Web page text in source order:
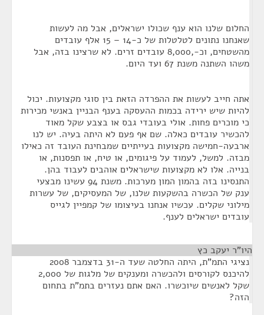
החלום שלנו הוא ענף שכולו ישראלים, אבל מה לעשות
שאנחנו נתונים לטלטלות של כ-14 – 15 אלף עובדים
מהשטחים, וכ-,8,000 עובדים זרים. לא שרצינו בזה, אבל
משהו השתנה משנת 67 ועד היום.
אתה חייב לעשות את ההפרדה הזאת בין סוגי מקצועות. יכול
להיות שיש ירידה בכמות ההעסקה בענף הבניין באנשי מכירות
כי מוכרים פחות. אולי בעובדי גבס או בצבע שקל מאוד
להכשיר עובדים כאלה. שם אף פעם לא היתה בעיה. יש לנו
ארבעה-חמישה מקצועות בעייתיים שמבחינת העובד זה כאילו
מבזה. למשל, לעמוד על פיגומים, או טיח, או תפסנות, או
בנייה. אלו לא מקצועות שישראלים אוהבים לעבוד בהן.
התנסינו בזה בהמון המון מערכות. משנת 94 עשינו מבצעי
ענק של הכשרה בהשקעות שלנו, של המעסיקים, של עשרות
מילוני שקלים. עכשיו אנחנו בעיצומו של קמפיין לגייס
עובדים ישראלים לענף.
היו"ר יעקב כץ
נציגי התמ"ת, היתה החלטה שעד ה-31 בדצמבר 2008
להיכנס לקורסים ולהכשרה ומענקים של מלגות של 2,000
שקל לאנשים שיוכשרו. האם אתם נעזרים בתמ"ת בתחום
הזה?